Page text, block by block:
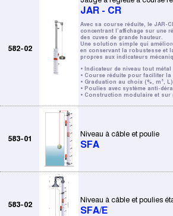
582-02
JAR - CR
Avec sa course réduite, le JAR-
concentrant l’affichage sur une
des cuves de grande hauteur.
Une solution simple qui
en conservant la robustesse et
propres aux indicateurs
• Indicateur de niveau tout métal
• Course réduite pour faciliter la
• Graduation au choix (%, m³, L)
• Poulies avec système anti-
• Construction modulaire et sur
583-01
Niveau à câble et poulie
SFA
583-02
Niveau à câble et poulies
SFA/E